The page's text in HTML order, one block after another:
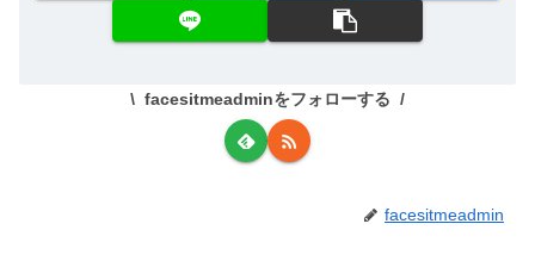
facesitmeadminをフォローする
facesitmeadmin